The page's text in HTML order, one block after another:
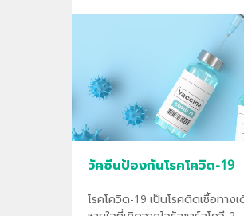
วัคซีนป้องกันโรคโควิด-19
โรคโควิด-19 เป็นโรคติดเชื้อทางเ